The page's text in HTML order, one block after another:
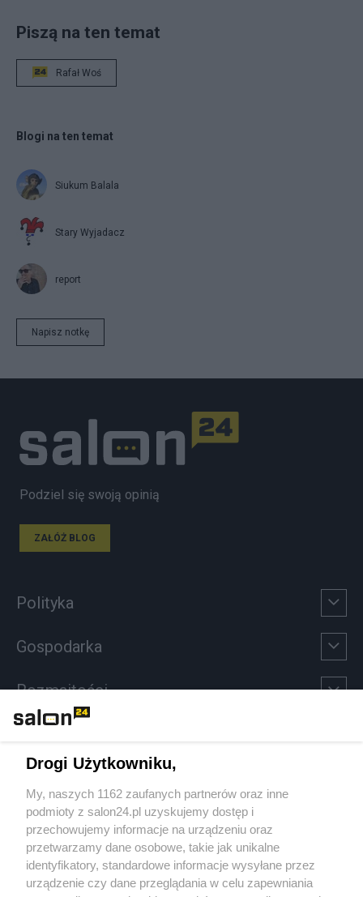
Piszą na ten temat
Rafał Woś
Blogi na ten temat
Siukum Balala
Stary Wyjadacz
report
Napisz notkę
Podziel się swoją opinią
ZAŁÓŻ BLOG
Polityka
Gospodarka
Rozmaitości
Sport
Społeczeństwo
Kultura
Drogi Użytkowniku,
My, naszych 1162 zaufanych partnerów oraz inne
podmioty z salon24.pl uzyskujemy dostęp i
przechowujemy informacje na urządzeniu oraz
przetwarzamy dane osobowe, takie jak unikalne
identyfikatory, standardowe informacje wysyłane przez
urządzenie czy dane przeglądania w celu zapewniania